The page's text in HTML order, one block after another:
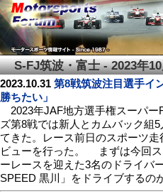
S-FJ筑波・富士 - 2023年
2023.10.31 第8戦筑波注目選手イ
勝ちたい」
2023年JAF地方選手権スーパー
ズ第8戦では新人とカムバック組
てきた。レース前日のスポーツ走
ビューを行った。 まずは今回ス
ーレースを迎えた3名のドライ
SPEED 黒川」をドライブするの